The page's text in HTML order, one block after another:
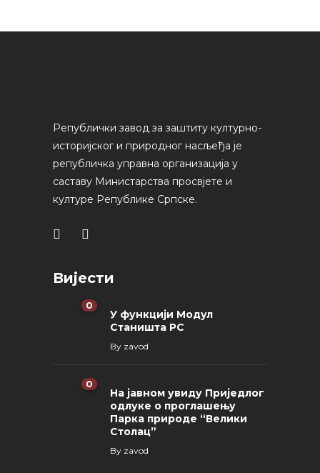
Републички завод за заштиту културно-
историјског и природног насљеђа је
републичка управна организација у
саставу Министарства просвјете и
културе Републике Српске.
Вијести
0
У функцији Модул
Станишта РС
By zavod
0
На јавном увиду Приједлог
oдлуке о проглашењу
Парка природе “Велики
Столац”
By zavod